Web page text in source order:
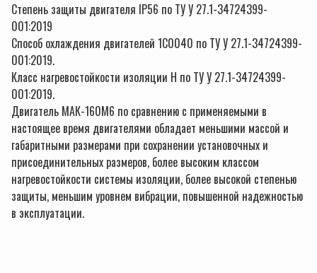
Степень защиты двигателя IР56 по ТУ У 27.1-34724399-
001:2019
Способ охлаждения двигателей 1С0040 по ТУ У 27.1-34724399-
001:2019.
Класс нагревостойкости изоляции Н по ТУ У 27.1-34724399-
001:2019.
Двигатель МАК-160М6 по сравнению с применяемыми в
настоящее время двигателями обладает меньшими массой и
габаритными размерами при сохранении установочных и
присоединительных размеров, более высоким классом
нагревостойкости системы изоляции, более высокой степенью
защиты, меньшим уровнем вибрации, повышенной надежностью
в эксплуатации.